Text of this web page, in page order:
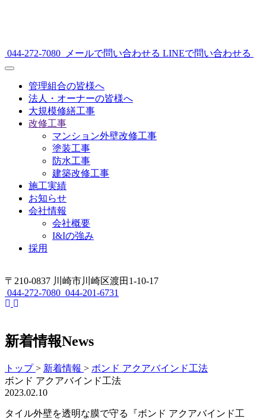
044-272-7080 メールで問い合わせる LINEで問い合わせる
管理組合の皆様へ
法人・オーナーの皆様へ
大規模修繕工事
改修工事
マンション外壁改修工事
塗装工事
防水工事
建築改修工事
施工実績
お知らせ
会社情報
会社概要
I&Iの強み
採用
〒210-0837 川崎市川崎区渡田1-10-17
044-272-7080 044-201-6731
新着情報News
トップ> 新着情報 > ボンド アクアバインド工法
ボンド アクアバインド工法
2023.02.10
タイル外壁を透明な膜で守る『ボンド アクアバインド工